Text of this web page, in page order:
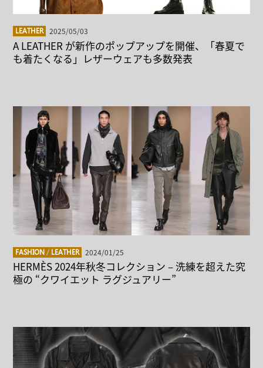
LEATHER 2025/05/03
A LEATHER が新作のポップアップを開催、「春夏で
も着たくなる」レザーウェアも多数発表
FASHION / LEATHER 2024/01/25
HERMÈS 2024年秋冬コレクション – 洗練を超えた究
極の “クワイエット ラグジュアリー”